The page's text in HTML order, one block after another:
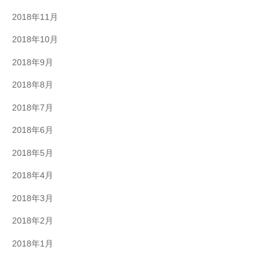
2018年11月
2018年10月
2018年9月
2018年8月
2018年7月
2018年6月
2018年5月
2018年4月
2018年3月
2018年2月
2018年1月